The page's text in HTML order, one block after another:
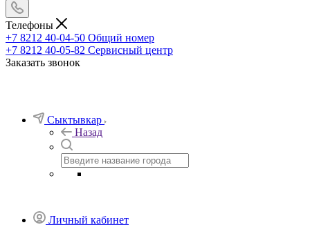
Телефоны
+7 8212 40-04-50 Общий номер
+7 8212 40-05-82 Сервисный центр
Заказать звонок
Сыктывкар
Назад
Личный кабинет